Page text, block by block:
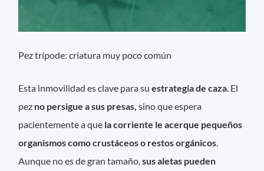
Pez trípode: criatura muy poco común
Esta inmovilidad es clave para suestrategia de caza . El
pez no persigue a sus presas,sino que espera
pacientemente a que la corriente le acerque pequeños
organismos como crustáceos o restos orgánicos
Aunque no es de gran tamaño, sus aletas pueden